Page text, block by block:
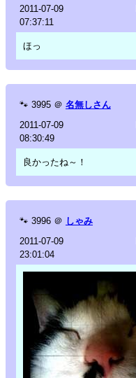
2011-07-09
07:37:11
ほっ
🐾 3995 ＠ 名無しさん
2011-07-09
08:30:49
良かったね～！
🐾 3996 ＠ しゃみ
2011-07-09
23:01:04